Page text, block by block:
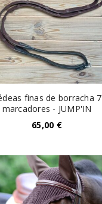
finas de borracha 7
marcadores - JUMP'IN
65,00 €